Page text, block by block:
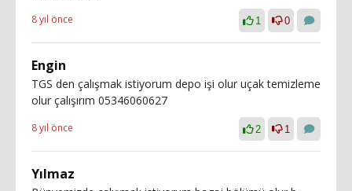
8 yıl önce 1 0
Engin
TGS den çalışmak istiyorum depo işi olur uçak temizleme
olur çalışırım 05346060627
8 yıl önce 2 1
Yılmaz